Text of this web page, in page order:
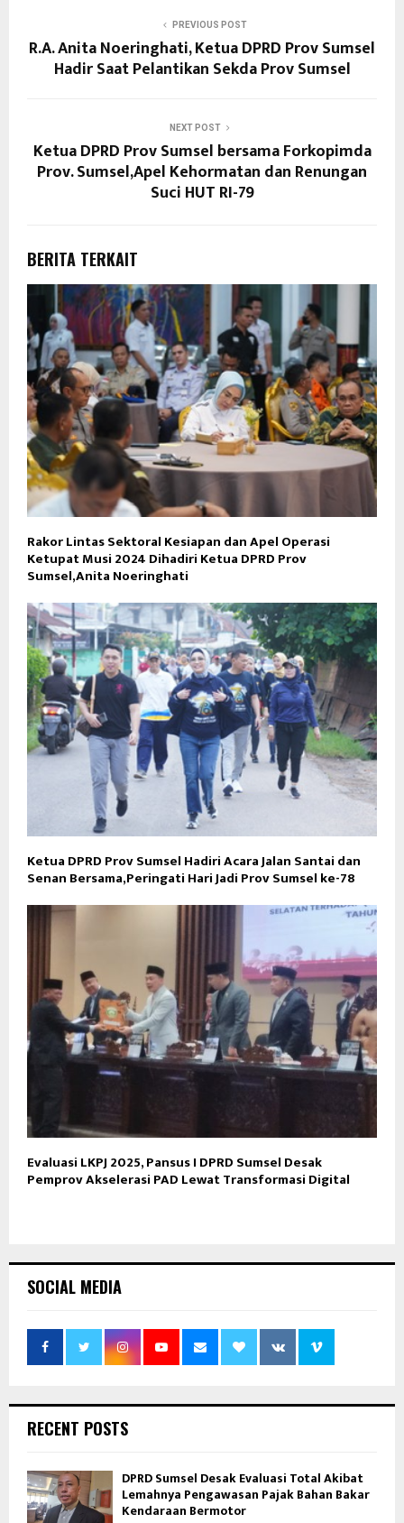
PREVIOUS POST
R.A. Anita Noeringhati, Ketua DPRD Prov Sumsel
Hadir Saat Pelantikan Sekda Prov Sumsel
NEXT POST
Ketua DPRD Prov Sumsel bersama Forkopimda
Prov. Sumsel,Apel Kehormatan dan Renungan
Suci HUT RI-79
BERITA TERKAIT
Rakor Lintas Sektoral Kesiapan dan Apel Operasi
Ketupat Musi 2024 Dihadiri Ketua DPRD Prov
Sumsel,Anita Noeringhati
Ketua DPRD Prov Sumsel Hadiri Acara Jalan Santai dan
Senan Bersama,Peringati Hari Jadi Prov Sumsel ke-78
Evaluasi LKPJ 2025, Pansus I DPRD Sumsel Desak
Pemprov Akselerasi PAD Lewat Transformasi Digital
SOCIAL MEDIA
RECENT POSTS
DPRD Sumsel Desak Evaluasi Total Akibat
Lemahnya Pengawasan Pajak Bahan Bakar
Kendaraan Bermotor